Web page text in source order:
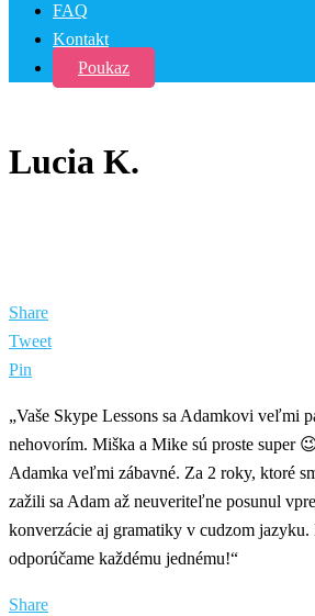
FAQ
Kontakt
Poukaz
Lucia K.
Share
Tweet
Pin
„Vaše Skype Lessons sa Adamkovi veľmi
nehovorím. Miška a Mike sú proste super
Adamka veľmi zábavné. Za 2 roky, ktoré
zažili sa Adam až neuveriteľne posunul
konverzácie aj gramatiky v cudzom jazyku.
odporúčame každému jednému!“
Share